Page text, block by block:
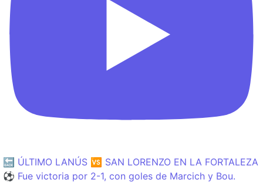
🔙 ÚLTIMO LANÚS 🆚 SAN LORENZO EN LA FORTALEZA
⚽️ Fue victoria por 2-1, con goles de Marcich y Bou.